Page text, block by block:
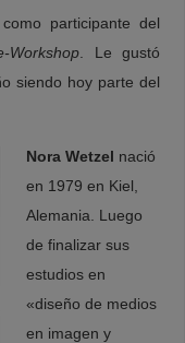
participante del
Workshop . Le gustó
siendo hoy parte del
Nora Wetzel nació
en 1979 en Kiel,
Alemania. Luego
de finalizar sus
estudios en
«diseño de medios
en imagen y